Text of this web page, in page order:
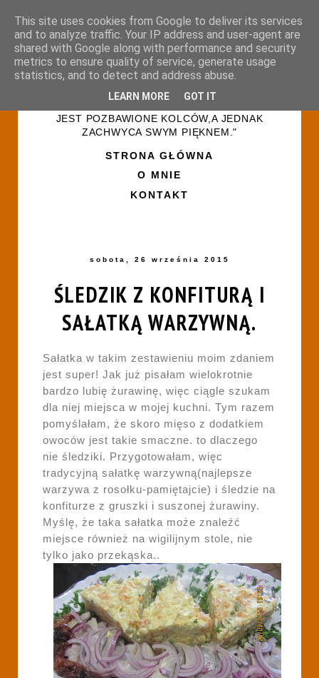
JEST POZBAWIONE KOLCÓW,A JEDNAK
ZACHWYCA SWYM PIĘKNEM."
STRONA GŁÓWNA
O MNIE
KONTAKT
sobota, 26 września 2015
ŚLEDZIK Z KONFITURĄ I
SAŁATKĄ WARZYWNĄ.
Sałatka w takim zestawieniu moim zdaniem
jest super! Jak już pisałam wielokrotnie
bardzo lubię żurawinę, więc ciągle szukam
dla niej miejsca w mojej kuchni. Tym razem
pomyślałam, że skoro mięso z dodatkiem
owoców jest takie smaczne. to dlaczego
nie śledziki. Przygotowałam, więc
tradycyjną sałatkę warzywną(najlepsze
warzywa z rosołku-pamiętajcie) i śledzie na
konfiturze z gruszki i suszonej żurawiny.
Myślę, że taka sałatka może znaleźć
miejsce również na wigilijnym stole, nie
tylko jako przekąska..
This site uses cookies from Google to deliver its services
and to analyze traffic. Your IP address and user-agent are
shared with Google along with performance and security
metrics to ensure quality of service, generate usage
statistics, and to detect and address abuse.
LEARN MORE GOT IT